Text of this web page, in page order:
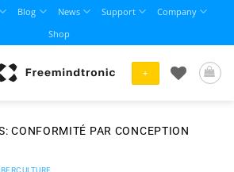
Blog News Support
Company
Shop
+
CONFORMITÉ PAR CONCEPTION